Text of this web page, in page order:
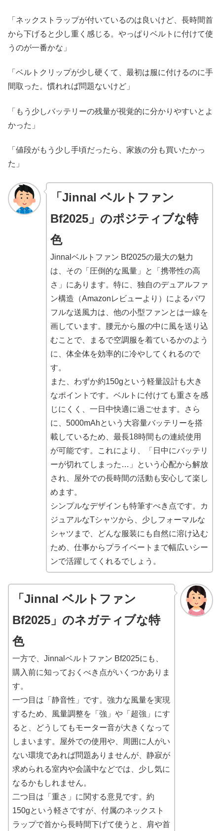
「ネックストラップが付いているのは良いけど、長時間首
から下げると少し重く感じる。やっぱりベルトに付けて使
うのが一番かな」
「ベルトクリップが少し硬くて、最初は服に付けるのに手
間取った。慣れれば問題ないけど」
「もう少しバッテリーの残量が視覚的に分かりやすいとよ
かった」
「値段がもう少し手頃だったら、家族の分も買いたかっ
た」
「Jinnal ベルトファン
Bf2025」のポジティブな特
色
Jinnalベルトファン Bf2025の最大の魅力
は、その「圧倒的な風量」と「携帯性の高
さ」にあります。特に、独自のデュアルファ
ン構造（Amazonレビューより）によるパワ
フルな送風力は、他の小型ファンとは一線を
画しています。腰元から服の中に風を送り込
むことで、まるで空調服を着ているかのよう
に、体全体を効率的に冷やしてくれるので
す。
また、わずか約150gという軽量設計も大き
なポイントです。ベルトに付けても重さを感
じにくく、一日中快適に過ごせます。さら
に、5000mAhという大容量バッテリーを搭
載しているため、最長18時間もの連続使用
が可能です。これにより、「日中にバッテリ
ーが切れてしまった…」という心配から解放
され、屋外での長時間の活動も安心して楽し
めます。
シンプルなデザインも特筆すべき点です。カ
ジュアルなTシャツから、少しフォーマルな
シャツまで、どんな服装にも自然に溶け込む
ため、仕事からプライベートまで幅広いシー
ンで活躍してくれるでしょう。
「Jinnal ベルトファン
Bf2025」のネガティブな特
色
一方で、Jinnalベルトファン Bf2025にも、
購入前に知っておくべき点がいくつかありま
す。
一つ目は「静音性」です。強力な風量を実現
するため、風量調整を「強」や「超強」にす
ると、どうしてもモーター音が大きくなって
しまいます。屋外での使用や、周囲に人がい
ない環境であれば問題ありませんが、静寂が
求められる室内や会議中などでは、少し気に
なるかもしれません。
二つ目は「重さ」に関する意見です。約
150gという軽さですが、付属のネックスト
ラップで首から長時間下げて使うと、肩や首